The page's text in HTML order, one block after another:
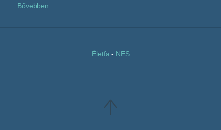
Bővebben...
Életfa - NES